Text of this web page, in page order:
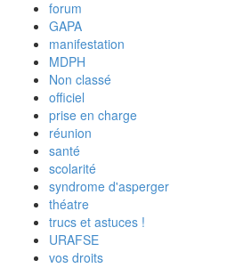
forum
GAPA
manifestation
MDPH
Non classé
officiel
prise en charge
réunion
santé
scolarité
syndrome d'asperger
théatre
trucs et astuces !
URAFSE
vos droits